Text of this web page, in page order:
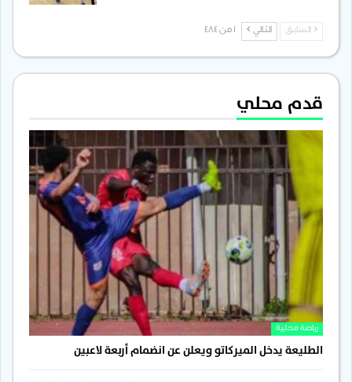
السابق التالي
قدم محلي
رياضة محلية
الطليعة يدخل الميركاتو ويعلن عن انضمام أربعة لاعبين